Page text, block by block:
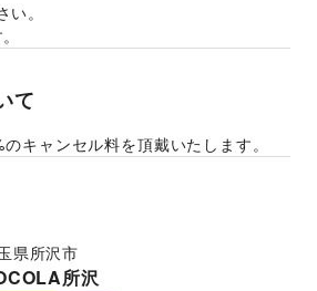
。
て
キャンセル料を頂戴いたします。
県所沢市
所沢